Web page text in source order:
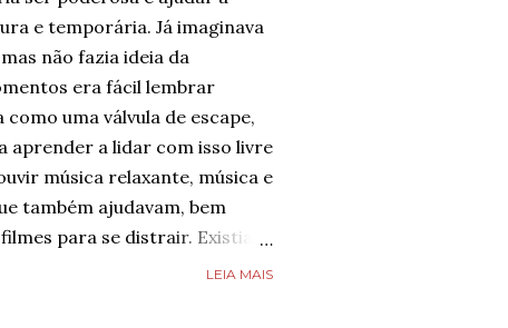
e temporária. Já imaginava
não fazia ideia da
era fácil lembrar
uma válvula de escape,
aprender a lidar com isso livre
música relaxante, música e
também ajudavam, bem
para se distrair. Existia
possível diminuir a ansiedade,
LEIA MAIS